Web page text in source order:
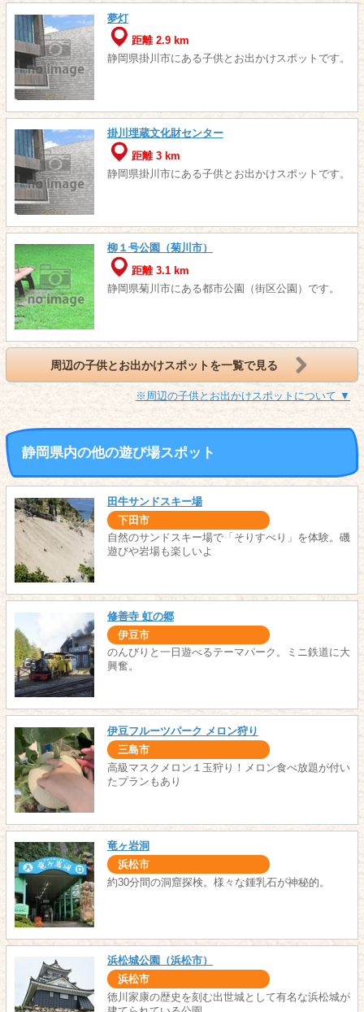
夢灯
距離 2.9 km
静岡県掛川市にある子供とお出かけスポットです。
掛川埋蔵文化財センター
距離 3 km
静岡県掛川市にある子供とお出かけスポットです。
柳１号公園（菊川市）
距離 3.1 km
静岡県菊川市にある都市公園（街区公園）です。
周辺の子供とお出かけスポットを一覧で見る
※周辺の子供とお出かけスポットについて ▼
静岡県内の他の遊び場スポット
田牛サンドスキー場
下田市
自然のサンドスキー場で「そりすべり」を体験。磯
遊びや岩場も楽しいよ
修善寺 虹の郷
伊豆市
のんびりと一日遊べるテーマパーク。ミニ鉄道に大
興奮。
伊豆フルーツパーク メロン狩り
三島市
高級マスクメロン１玉狩り！メロン食べ放題が付い
たプランもあり
竜ヶ岩洞
浜松市
約30分間の洞窟探検。様々な鍾乳石が神秘的。
浜松城公園（浜松市）
浜松市
徳川家康の歴史を刻む出世城として有名な浜松城が